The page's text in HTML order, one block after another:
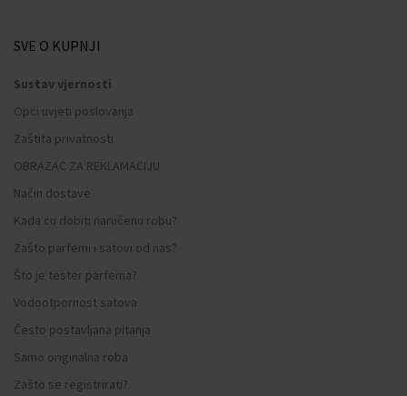
SVE O KUPNJI
Sustav vjernosti
Opći uvjeti poslovanja
Zaštita privatnosti
OBRAZAC ZA REKLAMACIJU
Način dostave
Kada ću dobiti naručenu robu?
Zašto parfemi i satovi od nas?
Što je tester parfema?
Vodootpornost satova
Često postavljana pitanja
Samo originalna roba
Zašto se registrirati?